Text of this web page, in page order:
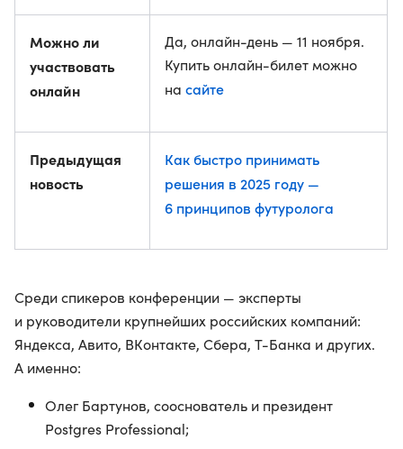
Можно ли
участвовать
онлайн
Да, онлайн-день — 11 ноября.
Купить онлайн-билет можно
на сайте
Предыдущая
новость
Как быстро принимать
решения в 2025 году —
6 принципов футуролога
Среди спикеров конференции — эксперты
и руководители крупнейших российских компаний:
Яндекса, Авито, ВКонтакте, Сбера, Т-Банка и других.
А именно:
Олег Бартунов, сооснователь и президент
Postgres Professional;